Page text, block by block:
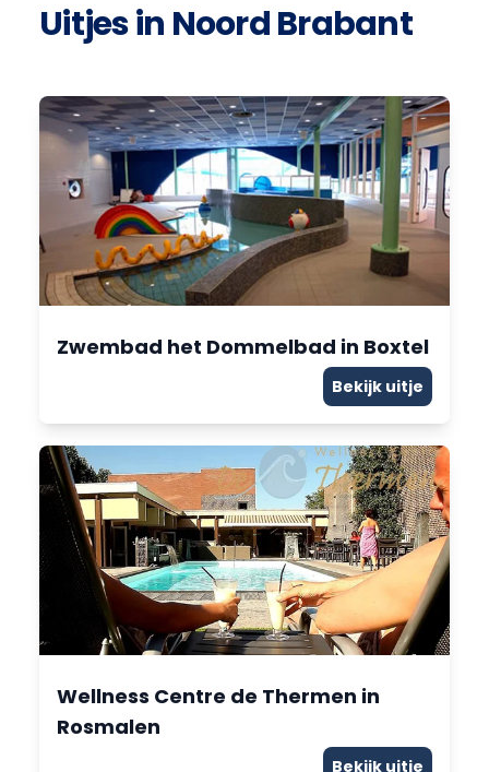
Uitjes in Noord Brabant
Zwembad het Dommelbad in Boxtel
Bekijk uitje
Wellness Centre de Thermen in
Rosmalen
Bekijk uitje